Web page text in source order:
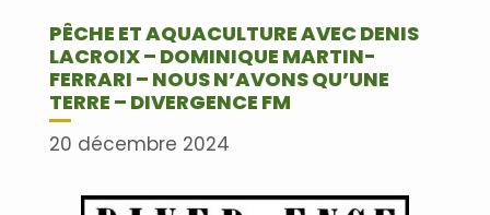
PÊCHE ET AQUACULTURE AVEC DENIS
LACROIX – DOMINIQUE MARTIN-
FERRARI – NOUS N’AVONS QU’UNE
TERRE – DIVERGENCE FM
20 décembre 2024